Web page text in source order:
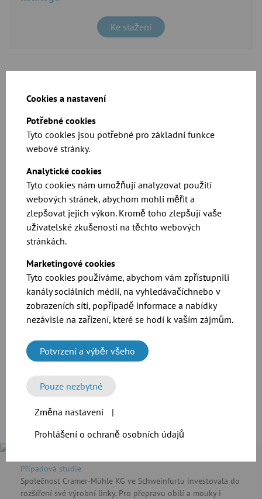
Cookies a nastavení
Potřebné cookies
Tyto cookies jsou potřebné pro základní funkce
webové stránky.
Analytické cookies
Tyto cookies nám umožňují analyzovat použití
webových stránek, abychom mohli měřit a
zlepšovat jejich výkon. Kromě toho zlepšují vaše
uživatelské zkušenosti na těchto webových
stránkách.
Marketingové cookies
Tyto cookies používáme, abychom vám zpřístupnili
kanály sociálních médií, na vyhledávačíchnebo v
zobrazeních sítí, popřípadě informace a nabídky
nezávisle na zařízení, které se hodí k vaším zájmům.
Potvrzení a výběr všeho
Pouze nezbytné
Změna nastavení
|
Prohlášení o ochraně osobních údajů
Ke stažení
rozdělovače
Ke stažení
CAD soubory našich výrobků
Případová studie
Společnost Cramer-Mühle KG ve Schweinfurtu investovala do
rozšíření své výrobní linky. Pro přepravu obilí a mouky i